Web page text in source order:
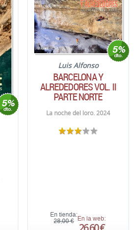
Luis Alfonso
BARCELONA Y
ALREDEDORES VOL. II
PARTE NORTE
La noche del loro. 2024
En tienda:
28,00 € En la web: